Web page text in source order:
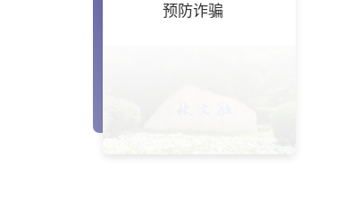
预防诈骗